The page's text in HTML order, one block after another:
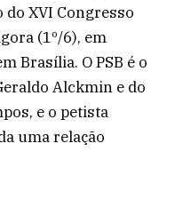
XVI Congresso
(1º/6), em
Brasília. O PSB é o
Alckmin e do
e o petista
uma relação